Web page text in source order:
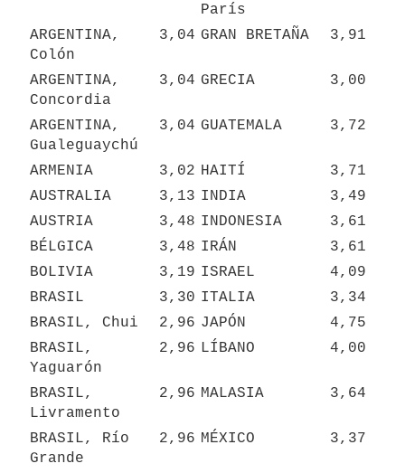
París
ARGENTINA,
Colón
3,04 GRAN BRETAÑA 3,91
ARGENTINA,
Concordia
3,04 GRECIA 3,00
ARGENTINA,
Gualeguaychú
3,04 GUATEMALA 3,72
ARMENIA 3,02 HAITÍ
3,71
AUSTRALIA
3,13 INDIA
3,49
AUSTRIA
3,48 INDONESIA
3,61
BÉLGICA
3,48 IRÁN
3,61
BOLIVIA
3,19 ISRAEL
4,09
BRASIL
3,30 ITALIA
3,34
BRASIL, Chui
2,96 JAPÓN
4,75
BRASIL,
Yaguarón
2,96 LÍBANO 4,00
BRASIL,
Livramento
2,96 MALASIA 3,64
BRASIL, Río
Grande
2,96 MÉXICO 3,37